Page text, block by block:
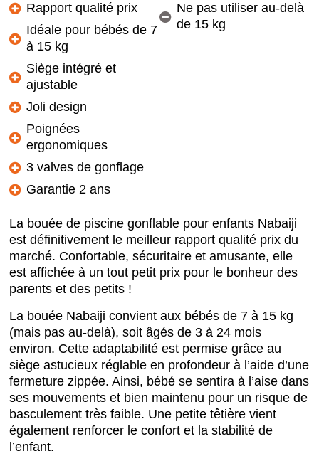
Rapport qualité prix
Idéale pour bébés de 7
à 15 kg
Siège intégré et
ajustable
Joli design
Poignées
ergonomiques
3 valves de gonflage
Garantie 2 ans
Ne pas utiliser au-delà
de 15 kg
La bouée de piscine gonflable pour enfants Nabaiji
est définitivement le meilleur rapport qualité prix du
marché. Confortable, sécuritaire et amusante, elle
est affichée à un tout petit prix pour le bonheur des
parents et des petits !
La bouée Nabaiji convient aux bébés de 7 à 15 kg
(mais pas au-delà), soit âgés de 3 à 24 mois
environ. Cette adaptabilité est permise grâce au
siège astucieux réglable en profondeur à l’aide d’une
fermeture zippée. Ainsi, bébé se sentira à l’aise dans
ses mouvements et bien maintenu pour un risque de
basculement très faible. Une petite têtière vient
également renforcer le confort et la stabilité de
l’enfant.